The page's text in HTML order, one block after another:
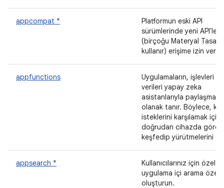
appcompat *
Platformun eski API
sürümlerinde yeni API'lere
(birçoğu Materyal
kullanır) erişime izin verir.
appfunctions
Uygulamaların, işlevleri ve
verileri yapay zeka
asistanlarıyla
olanak tanır. Böylece,
isteklerini karşılamak için
doğrudan cihazda
keşfedip yürütmelerini
appsearch *
Kullanıcılarınız için özel
uygulama içi arama
oluşturun.